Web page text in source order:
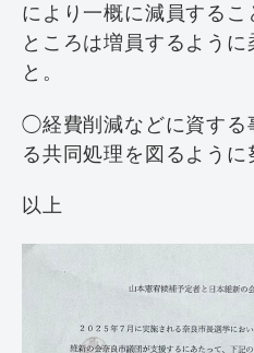
により一概に減員するこ
ところは増員するように
と。
◯経費削減などに資する
る共同処理を図るように
以上